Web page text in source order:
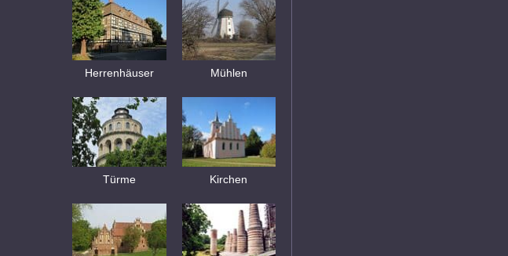
Herrenhäuser Mühlen
Türme Kirchen